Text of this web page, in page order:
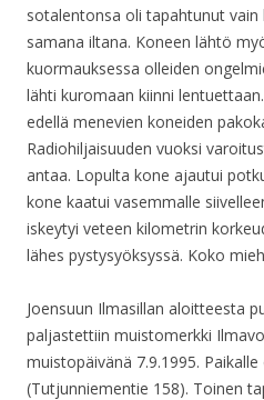
sotalentonsa oli tapahtunut
samana iltana. Koneen lähtö
kuormauksessa olleiden
lähti kuromaan kiinni
edellä menevien koneiden
Radiohiljaisuuden vuoksi
antaa. Lopulta kone ajautui
kone kaatui vasemmalle
iskeytyi veteen kilometrin
lähes pystysyöksyssä. Koko
Joensuun Ilmasillan aloitteesta
paljastettiin muistomerkki
muistopäivänä 7.9.1995.
(Tutjunniementie 158). Toinen